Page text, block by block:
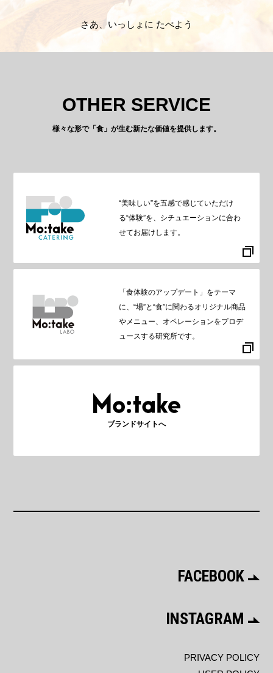
さあ、いっしょに たべよう
OTHER SERVICE
様々な形で「食」が生む新たな価値を提供します。
“美味しい”を五感で感じていただけ
る“体験”を、シチュエーションに合わ
せてお届けします。
「食体験のアップデート」をテーマ
に、“場”と“食”に関わるオリジナル商品
やメニュー、オペレーションをプロデ
ュースする研究所です。
ブランドサイトへ
FACEBOOK
INSTAGRAM
PRIVACY POLICY